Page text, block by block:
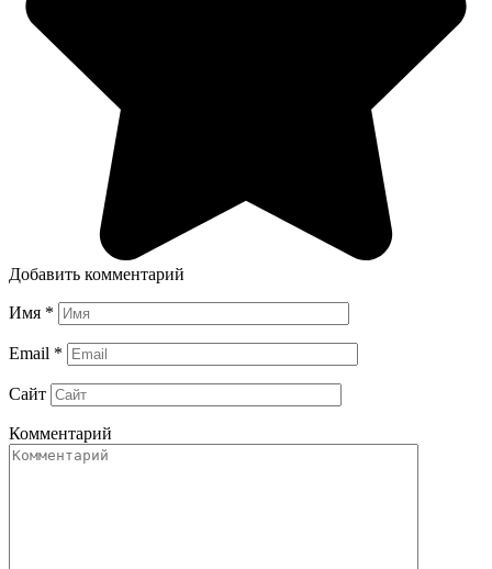
Добавить комментарий
Имя *
Email *
Сайт
Комментарий